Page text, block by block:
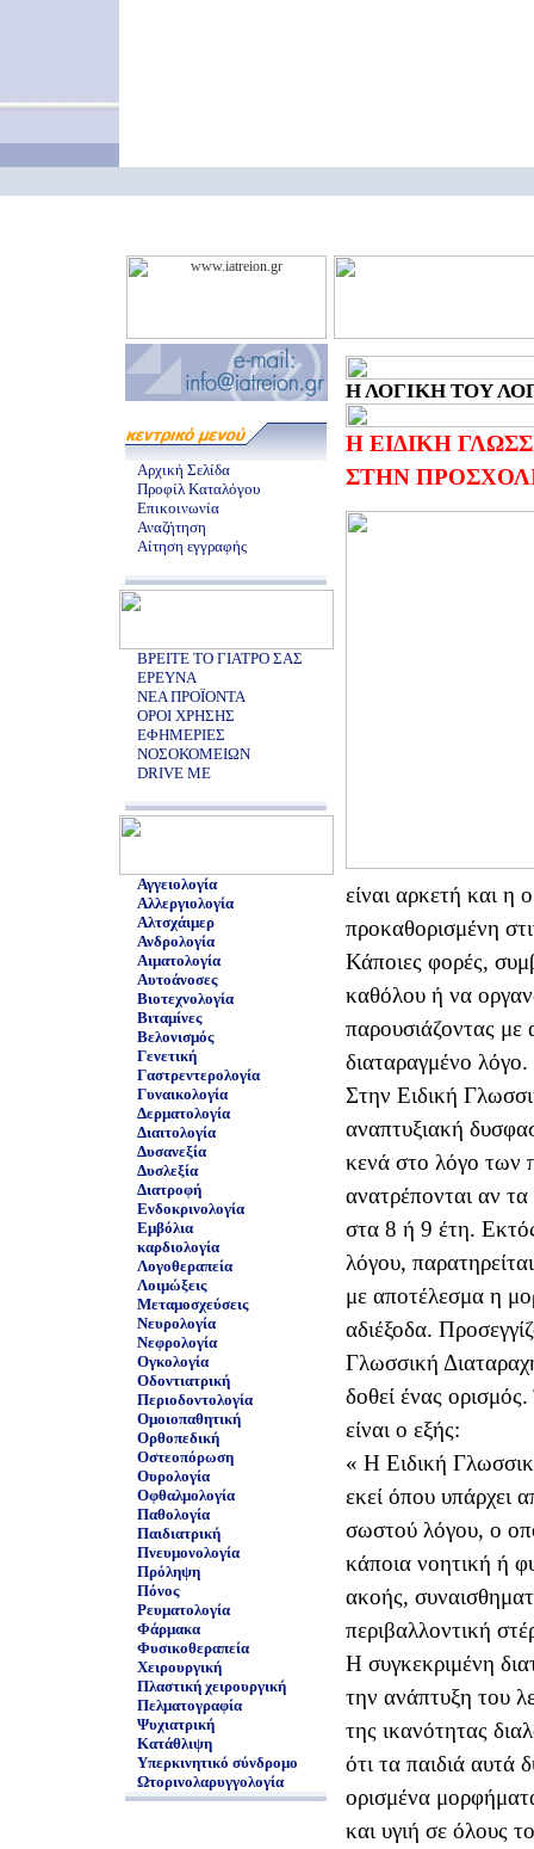
Αρχική Σελίδα
Προφίλ Καταλόγου
Επικοινωνία
Αναζήτηση
Αίτηση εγγραφής
ΒΡΕΙΤΕ ΤΟ ΓΙΑΤΡΟ ΣΑΣ
ΕΡΕΥΝΑ
ΝΕΑ ΠΡΟΪΟΝΤΑ
ΟΡΟΙ ΧΡΗΣΗΣ
ΕΦΗΜΕΡΙΕΣ
ΝΟΣΟΚΟΜΕΙΩΝ
DRIVE ME
Αγγειολογία
Αλλεργιολογία
Αλτσχάιμερ
Ανδρολογία
Αιματολογία
Αυτοάνοσες
Βιοτεχνολογία
Βιταμίνες
Βελονισμός
Γενετική
Γαστρεντερολογία
Γυναικολογία
Δερματολογία
Διαιτολογία
Δυσανεξία
Δυσλεξία
Διατροφή
Ενδοκρινολογία
Εμβόλια
καρδιολογία
Λογοθεραπεία
Λοιμώξεις
Μεταμοσχεύσεις
Νευρολογία
Νεφρολογία
Ογκολογία
Οδοντιατρική
Περιοδοντολογία
Ομοιοπαθητική
Ορθοπεδική
Οστεοπόρωση
Ουρολογία
Οφθαλμολογία
Παθολογία
Παιδιατρική
Πνευμονολογία
Πρόληψη
Πόνος
Ρευματολογία
Φάρμακα
Φυσικοθεραπεία
Χειρουργική
Πλαστική χειρουργική
Πελματογραφία
Ψυχιατρική
Κατάθλιψη
Υπερκινητικό σύνδρομο
Ωτορινολαρυγγολογία
Η ΛΟΓΙΚΗ ΤΟΥ
Η ΕΙΔΙΚΗ
ΣΤΗΝ
είναι αρκετή και η
προκαθορισμένη
Κάποιες φορές,
καθόλου ή να
παρουσιάζοντας με
διαταραγμένο λόγο.
Στην Ειδική
αναπτυξιακή
κενά στο λόγο των
ανατρέπονται αν τα
στα 8 ή 9 έτη.
λόγου,
με αποτέλεσμα η
αδιέξοδα.
Γλωσσική
δοθεί ένας
« Η Ειδική
εκεί όπου υπάρχει
σωστού λόγου, ο
κάποια νοητική ή
ακοής,
περιβαλλοντική
Η συγκεκριμένη
την ανάπτυξη του
της ικανότητας
ότι τα παιδιά αυτά
ορισμένα
και υγιή σε όλους